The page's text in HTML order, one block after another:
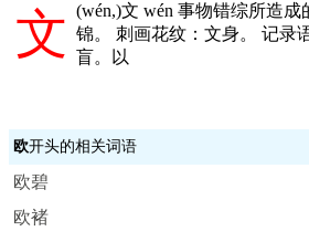
文 (wén,)文 wén 事物错综所造
锦。 刺画花纹：文身。 记录
盲。以
欧开头的相关词语
欧碧
欧褚